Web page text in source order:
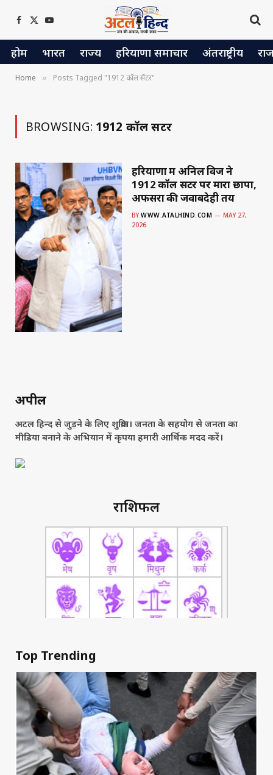
Facebook
X
(Twitter)
YouTube
होम भारत राज्य हरियाणा समाचार अंतराष्ट्रीय
Home » Posts Tagged "1912 कॉल सेंटर"
BROWSING: 1912 कॉल सेंटर
हरियाणा में अनिल विज ने
1912 कॉल सेंटर पर मारा छापा,
अफसरों की जवाबदेही तय
BY WWW.ATALHIND.COM
MAY 27,
2026
अपील
अटल हिन्द से जुड़ने के लिए शुक्रिया। जनता के सहयोग से जनता का
मीडिया बनाने के अभियान में कृपया हमारी आर्थिक मदद करें।
राशिफल
Top Trending